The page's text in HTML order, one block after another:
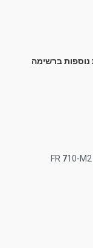
נוספות ברשימה
FR 710-